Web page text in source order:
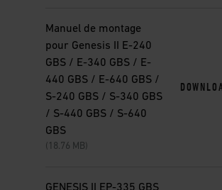
Manuel de montage
pour Genesis II E-240
GBS / E-340 GBS / E-
440 GBS / E-640 GBS /
S-240 GBS / S-340 GBS
/ S-440 GBS / S-640
GBS
(18.76 MB)
GENESIS II EP-335 GBS